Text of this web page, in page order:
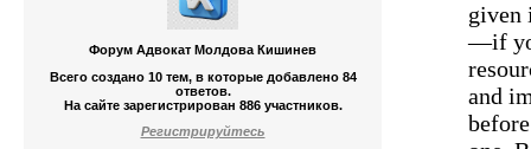
Форум Адвокат Молдова Кишинев
Всего создано 10 тем, в которые добавлено 84
ответов.
На сайте зарегистрирован 886 участников.
Регистрируйтесь
given
—if
and